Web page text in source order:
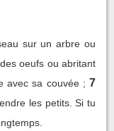
sur un arbre ou
oeufs ou abritant
avec sa couvée ; 7
les petits. Si tu